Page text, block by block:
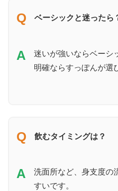
Q ベーシックと迷ったら
A
迷いが強いならベーシ
明確ならすっぽんが選
Q 飲むタイミングは？
A
洗面所など、身支度の
すいです。